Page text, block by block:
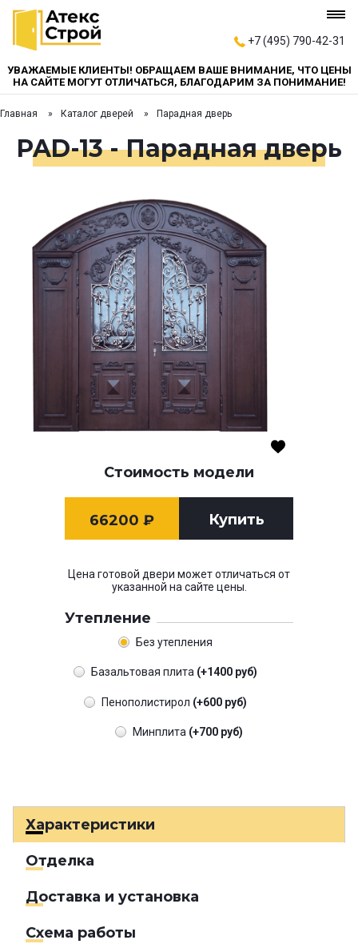
+7 (495) 790-42-31
УВАЖАЕМЫЕ КЛИЕНТЫ! ОБРАЩАЕМ ВАШЕ ВНИМАНИЕ, ЧТО ЦЕНЫ
НА САЙТЕ МОГУТ ОТЛИЧАТЬСЯ, БЛАГОДАРИМ ЗА ПОНИМАНИЕ!
Главная Каталог дверей Парадная дверь
PAD-13 - Парадная дверь
Стоимость модели
66200 ₽ Купить
Цена готовой двери может отличаться от
указанной на сайте цены.
Утепление
Без утепления
Базальтовая плита (+1400 руб)
Пенополистирол (+600 руб)
Минплита (+700 руб)
Характеристики
Отделка
Доставка и установка
Схема работы